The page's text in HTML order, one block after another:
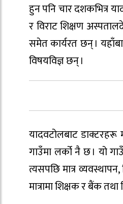
हुन पनि चार दशकभित्र
र विराट शिक्षण
समेत कार्यरत छन् ।
विषयविज्ञ छन् ।
यादवटोलबाट डाक्टरहरू
गाउँमा लर्को नै छ । यो
त्यसपछि मात्र
मात्रामा शिक्षक र बैंक